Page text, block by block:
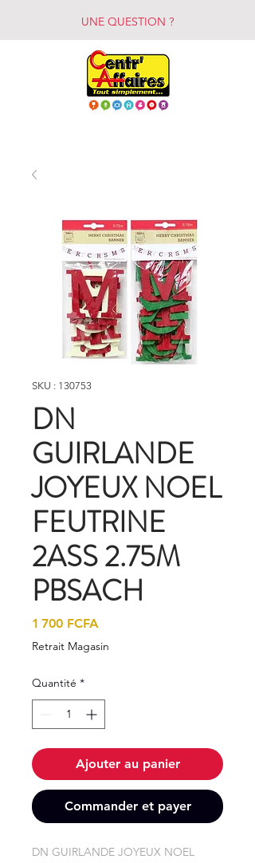
UNE QUESTION ?
SKU : 130753
DN
GUIRLANDE
JOYEUX NOEL
FEUTRINE
2ASS 2.75M
PBSACH
1 700 FCFA
Retrait Magasin
Quantité *
Ajouter au panier
Commander et payer
DN GUIRLANDE JOYEUX NOEL